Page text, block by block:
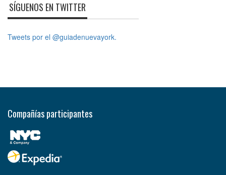
SÍGUENOS EN TWITTER
Tweets por el @guiadenuevayork.
Compañías participantes